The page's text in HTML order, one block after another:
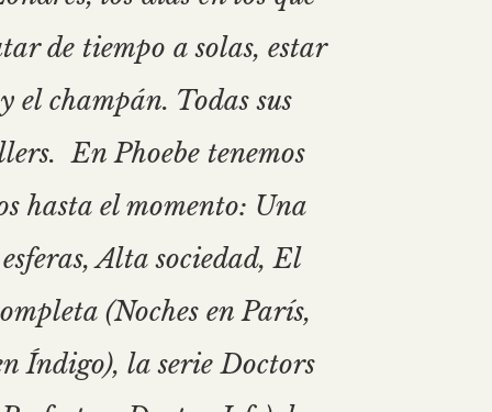
de tiempo a solas, estar
el champán. Todas sus
En Phoebe tenemos
hasta el momento: Una
Alta sociedad, El
(Noches en París,
Índigo), la serie Doctors